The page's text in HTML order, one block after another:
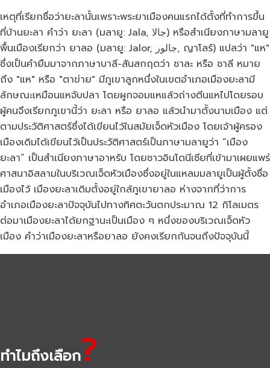
เหตุที่เรียกชื่อว่ายะลานั้นเพราะพระยาเมืองคนแรกได้ตั้งที่ทำการขึ้น
ที่บ้านยะลา คำว่า ยะลา (มลายู: Jala, جالا) หรือสำเนียงภาษามลายู
พื้นเมืองเรียกว่า ยาลอ (มลายู: Jalor, جالور, ญาโลร์) แปลว่า "แห"
ซึ่งเป็นคำยืมมาจากภาษาบาลี-สันสกฤตว่า ชาละ หรือ ชาลี หมาย
ถึง "แห" หรือ "ตาข่าย" มีภูเขาลูกหนึ่งในเขตอำเภอเมืองยะลามี
ลักษณะเหมือนแหจับปลา โดยผูกจอมแหแล้วถ่างตีนแหไปโดยรอบ
ผู้คนจึงเรียกภูเขานี้ว่า ยะลา หรือ ยาลอ แล้วนำมาตั้งนามเมือง แต่
ตามประวัติศาสตร์ซึ่งได้เขียนไว้ในสมัยเจ็ดหัวเมือง โดยเจ้าผู้ครอง
เมืองเดิมได้เขียนไว้เป็นประวัติศาสตร์เป็นภาษามลายูว่า “เมือง
ยะลา” เป็นสำเนียงภาษาอาหรับ โดยชาวอินโดนีเซียที่เข้ามาเผยแพร่
ศาสนาอิสลามในบริเวณเจ็ดหัวเมืองซึ่งอยู่ในแหลมมลายูเป็นผู้ตั้งชื่อ
เมืองไว้ เมืองยะลาเดิมตั้งอยู่ใกล้ภูเขายาลอ ห่างจากที่ว่าการ
อำเภอเมืองยะลาปัจจุบันไปทางทิศตะวันตกประมาณ 12 กิโลเมตร
ต่อมาเมืองยะลาได้ยกฐานะเป็นเมือง ๆ หนึ่งของบริเวณเจ็ดหัว
เมือง คำว่าเมืองยะลาหรือยาลอ ยังคงเรียกกันจนถึงปัจจุบันนี้
ทำไมถึงเลือก?